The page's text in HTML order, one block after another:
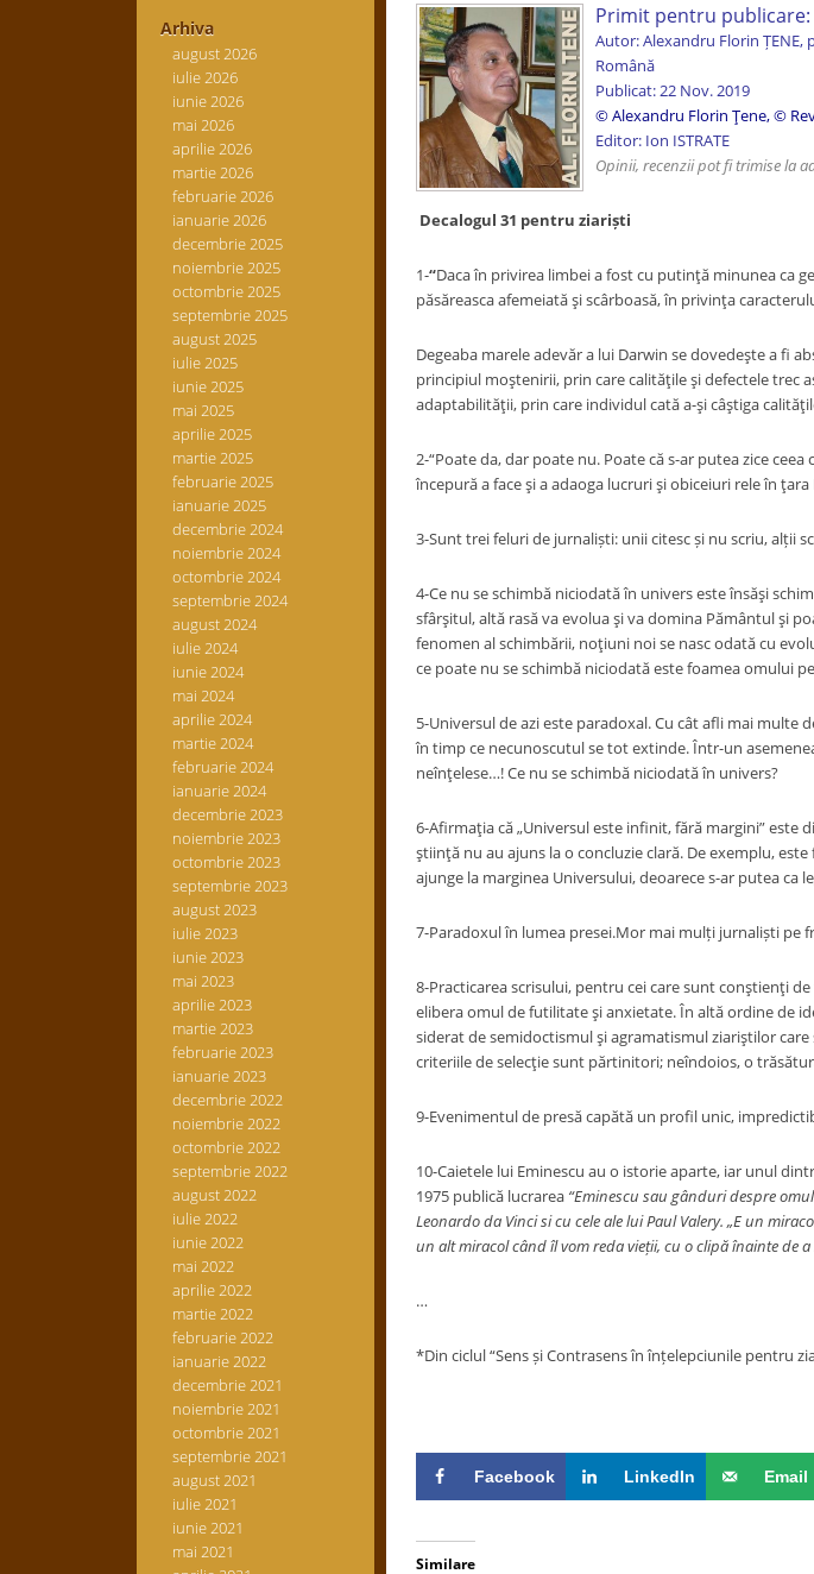
Arhiva
august 2026
iulie 2026
iunie 2026
mai 2026
aprilie 2026
martie 2026
februarie 2026
ianuarie 2026
decembrie 2025
noiembrie 2025
octombrie 2025
septembrie 2025
august 2025
iulie 2025
iunie 2025
mai 2025
aprilie 2025
martie 2025
februarie 2025
ianuarie 2025
decembrie 2024
noiembrie 2024
octombrie 2024
septembrie 2024
august 2024
iulie 2024
iunie 2024
mai 2024
aprilie 2024
martie 2024
februarie 2024
ianuarie 2024
decembrie 2023
noiembrie 2023
octombrie 2023
septembrie 2023
august 2023
iulie 2023
iunie 2023
mai 2023
aprilie 2023
martie 2023
februarie 2023
ianuarie 2023
decembrie 2022
noiembrie 2022
octombrie 2022
septembrie 2022
august 2022
iulie 2022
iunie 2022
mai 2022
aprilie 2022
martie 2022
februarie 2022
ianuarie 2022
decembrie 2021
noiembrie 2021
octombrie 2021
septembrie 2021
august 2021
iulie 2021
iunie 2021
mai 2021
Primit pentru publicare:
Autor: Alexandru Florin
Română
Publicat: 22 Nov. 2019
© Alexandru Florin Țene,©
Editor: Ion ISTRATE
Opinii, recenzii pot fi trimise la
Decalogul 31 pentru ziariști
1-“Daca în privirea limbei a fost cu putinţă minunea ca
păsăreasca afemeiată şi scârboasă, în privinţa
Degeaba marele adevăr a lui Darwin se dovedeşte a fi
principiul moştenirii, prin care calităţile şi defectele trec
adaptabilităţii, prin care individul cată a-şi câştiga
2-“Poate da, dar poate nu. Poate că s-ar putea zice
începură a face şi a adaoga lucruri şi obiceiuri rele în
3-Sunt trei feluri de jurnaliști: unii citesc și nu scriu, alții
4-Ce nu se schimbă niciodată în univers este însăşi
sfârşitul, altă rasă va evolua şi va domina Pământul şi
fenomen al schimbării, noţiuni noi se nasc odată cu
ce poate nu se schimbă niciodată este foamea omului
5-Universul de azi este paradoxal. Cu cât afli mai multe
în timp ce necunoscutul se tot extinde. Într-un
neînţelese…! Ce nu se schimbă niciodată în univers?
6-Afirmaţia că „Universul este infinit, fără margini” este
ştiinţă nu au ajuns la o concluzie clară. De exemplu,
ajunge la marginea Universului, deoarece s-ar putea ca
7-Paradoxul în lumea presei.Mor mai mulți jurnaliști pe
8-Practicarea scrisului, pentru cei care sunt conştienţi
elibera omul de futilitate şi anxietate. În altă ordine de
siderat de semidoctismul şi agramatismul ziariştilor
criteriile de selecţie sunt părtinitori; neîndoios, o
9-Evenimentul de presă capătă un profil unic,
10-Caietele lui Eminescu au o istorie aparte, iar unul
1975 publică lucrarea“Eminescu sau gânduri despre
Leonardo da Vinci si cu cele ale lui Paul Valery. „E un
un alt miracol când îl vom reda vieții, cu o clipă înainte de
…
*Din ciclul “Sens și Contrasens în înțelepciunile pentru
Facebook LinkedIn Email
Similare